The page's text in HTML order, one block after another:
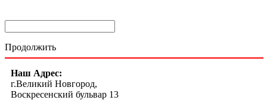
Продолжить
Наш Адрес:
г.Великий Новгород,
Воскресенский бульвар 13